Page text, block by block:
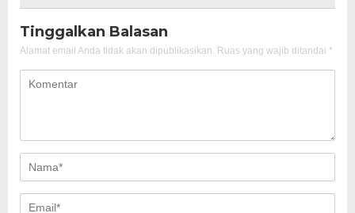
Tinggalkan Balasan
Alamat email Anda tidak akan dipublikasikan. Ruas yang wajib ditandai *